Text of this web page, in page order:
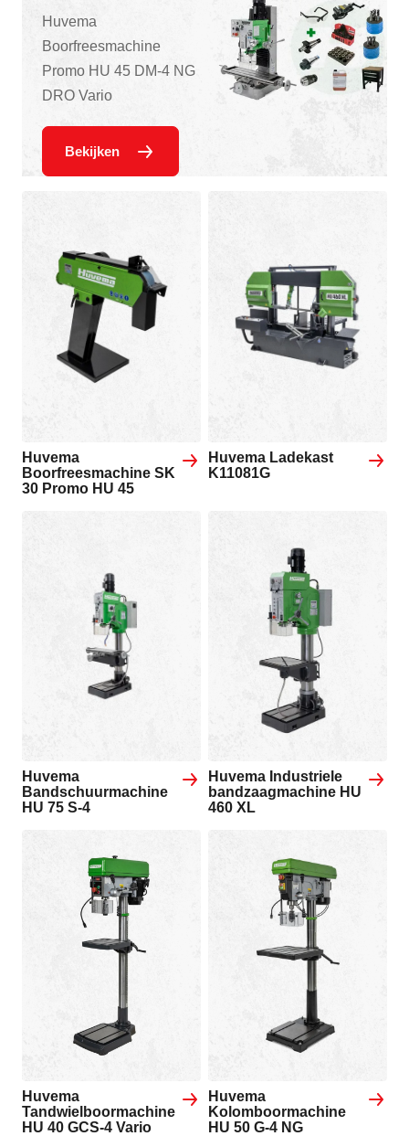
Huvema
Boorfreesmachine
Promo HU 45 DM-4 NG
DRO Vario
Bekijken
Huvema
Boorfreesmachine SK
30 Promo HU 45
Huvema Ladekast
K11081G
Huvema
Bandschuurmachine
HU 75 S-4
Huvema Industriele
bandzaagmachine HU
460 XL
Huvema
Tandwielboormachine
HU 40 GCS-4 Vario
Huvema
Kolomboormachine
HU 50 G-4 NG